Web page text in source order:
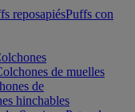
reposapiésPuffs con
de muelles
de
hinchables